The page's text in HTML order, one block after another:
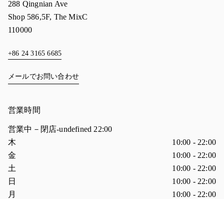
288 Qingnian Ave
Shop 586,5F, The MixC
110000
+86 24 3165 6685
メールでお問い合わせ
営業時間
営業中－閉店-undefined 22:00
曜日
木 10:00 - 22:00
金
10:00 - 22:00
土
10:00 - 22:00
日
10:00 - 22:00
月
10:00 - 22:00